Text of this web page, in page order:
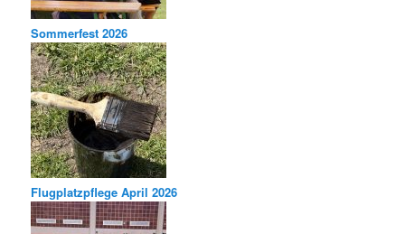
Sommerfest 2026
Flugplatzpflege April 2026